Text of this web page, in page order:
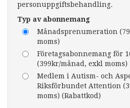
personuppgiftsbehandling.
Typ av abonnemang
Månadsprenumeration
moms)
Företagsabonnemang för
(399kr/månad, exkl moms)
Medlem i Autism- och
Riksförbundet Attention
moms) (Rabattkod)